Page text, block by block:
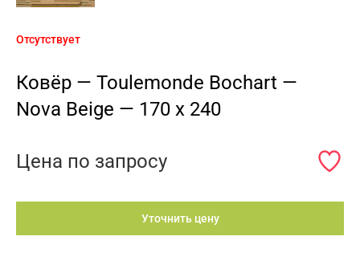
Отсутствует
Ковёр — Toulemonde Bochart —
Nova Beige — 170 x 240
Цена по запросу
Уточнить цену